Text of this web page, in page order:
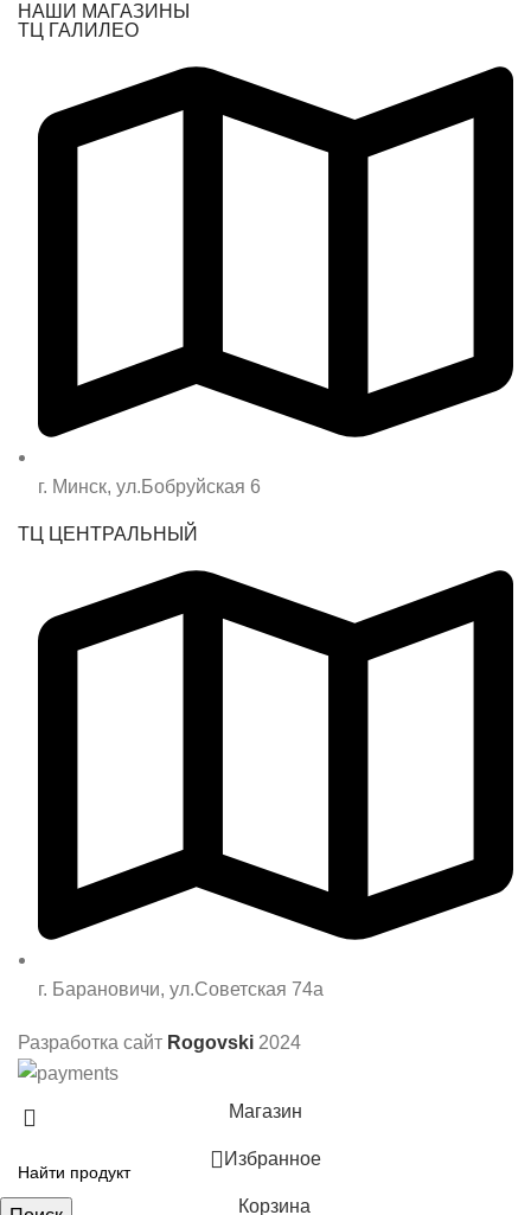
НАШИ МАГАЗИНЫ
ТЦ ГАЛИЛЕО
г. Минск, ул.Бобруйская 6
ТЦ ЦЕНТРАЛЬНЫЙ
г. Барановичи, ул.Советская 74а
Разработка сайт Rogovski 2024
Магазин
Избранное
Корзина